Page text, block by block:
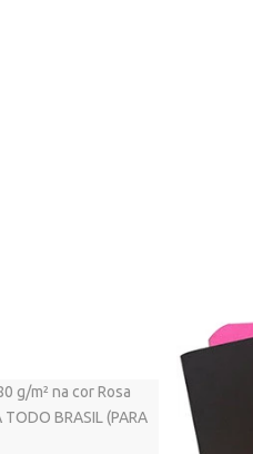
g/m² na cor Rosa
BRASIL (PARA